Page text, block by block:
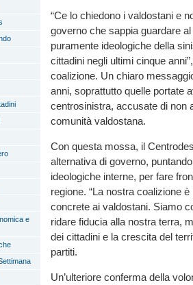
e
“Ce lo chiedono i valdostani e
governo che sappia guardare
puramente ideologiche della
cittadini negli ultimi cinque
coalizione. Un chiaro
anni, soprattutto quelle portate
centrosinistra, accusate di non
comunità valdostana.
Con questa mossa, il
alternativa di governo,
ideologiche interne, per fare
regione. “La nostra coalizione
concrete ai valdostani. Siamo
ridare fiducia alla nostra terra,
dei cittadini e la crescita del
partiti.
Un’ulteriore conferma della